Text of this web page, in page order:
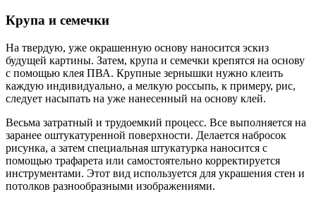
Крупа и семечки
На твердую, уже окрашенную основу наносится эскиз
будущей картины. Затем, крупа и семечки крепятся на основу
с помощью клея ПВА. Крупные зернышки нужно клеить
каждую индивидуально, а мелкую россыпь, к примеру, рис,
следует насыпать на уже нанесенный на основу клей.
Весьма затратный и трудоемкий процесс. Все выполняется на
заранее оштукатуренной поверхности. Делается набросок
рисунка, а затем специальная штукатурка наносится с
помощью трафарета или самостоятельно корректируется
инструментами. Этот вид используется для украшения стен и
потолков разнообразными изображениями.